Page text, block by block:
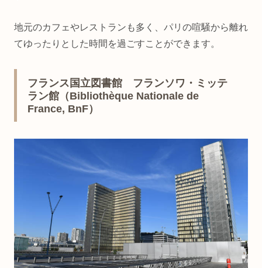
地元のカフェやレストランも多く、パリの喧騒から離れ
てゆったりとした時間を過ごすことができます。
フランス国立図書館 フランソワ・ミッテ
ラン館（Bibliothèque Nationale de
France, BnF）